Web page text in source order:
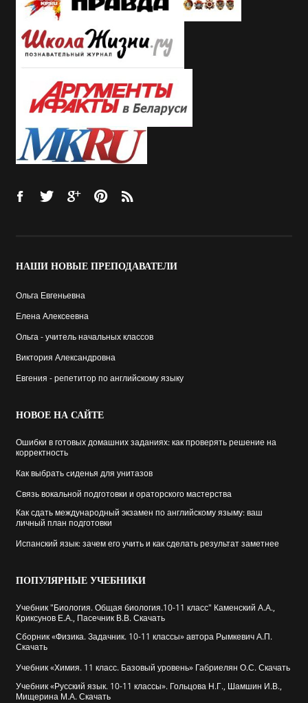
НАШИ НОВЫЕ ПРЕПОДАВАТЕЛИ
Ольга Евгеньевна
Елена Алексеевна
Ольга - учитель начальных классов
Виктория Александровна
Евгения - репетитор по английскому языку
НОВОЕ НА САЙТЕ
Ошибки в готовых домашних заданиях: как проверять решение на
корректность
Как выбрать cиденья для унитазов
Связь вокальной подготовки и ораторского мастерства
Как сдать международный экзамен по английскому языму: ваш
личный план подготовки
Испанский язык: зачем его учить и как сделать результат заметнее
ПОПУЛЯРНЫЕ УЧЕБНИКИ
Учебник "Биология. Общая биология.10-11 класс" Каменский А.А.,
Криксунов Е.А., Пасечник В.В. Скачать
Сборник «Физика. Задачник. 10-11 классы» автора Рымкевич А.П.
Скачать
Учебник «Химия. 11 класс. Базовый уровень» Габриелян О.С. Скачать
Учебник «Русский язык. 10-11 классы». Гольцова Н.Г., Шамшин И.В.,
Мищерина М.А. Скачать